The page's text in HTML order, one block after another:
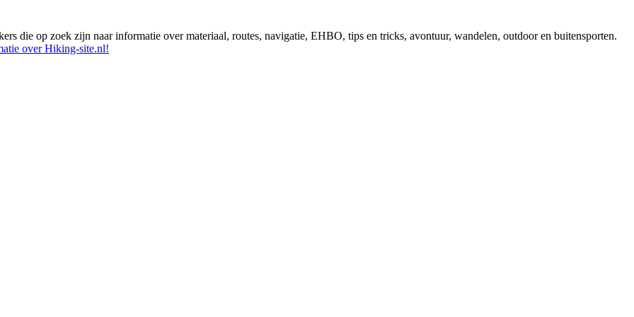
die op zoek zijn naar informatie over materiaal, routes, navigatie, EHBO, tips en tricks, avontuur, wandelen, outdoor en buitensporten.
over Hiking-site.nl!